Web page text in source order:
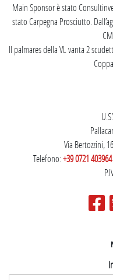
Main Sponsor è stato
stato Carpegna Prosciutto.
Il palmares della VL vanta 2
Via Bertozzini,
Telefono:+39 0721 403964